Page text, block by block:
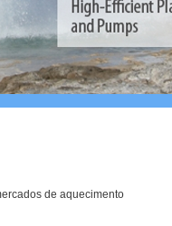
de aquecimento